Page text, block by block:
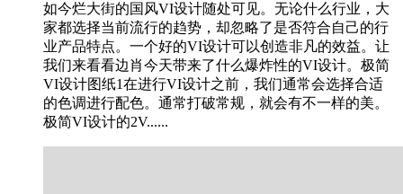
如今烂大街的国风VI设计随处可见。无论什么行业，大
家都选择当前流行的趋势，却忽略了是否符合自己的行
业产品特点。一个好的VI设计可以创造非凡的效益。让
我们来看看边肖今天带来了什么爆炸性的VI设计。极简
VI设计图纸1在进行VI设计之前，我们通常会选择合适
的色调进行配色。通常打破常规，就会有不一样的美。
极简VI设计的2V......